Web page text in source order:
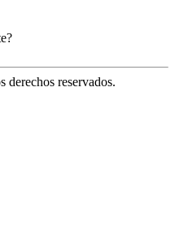
derechos reservados.